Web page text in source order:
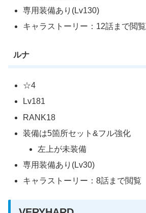
専用装備あり(Lv130)
キャラストーリー：12話まで閲覧
ルナ
☆4
Lv181
RANK18
装備は5箇所セット&フル強化
左上が未装備
専用装備あり(Lv30)
キャラストーリー：8話まで閲覧